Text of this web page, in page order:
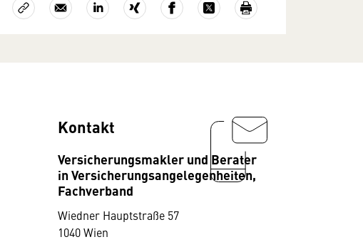
Kontakt
Versicherungsmakler und Berater
in Versicherungsangelegenheiten,
Fachverband
Wiedner Hauptstraße 57
1040 Wien